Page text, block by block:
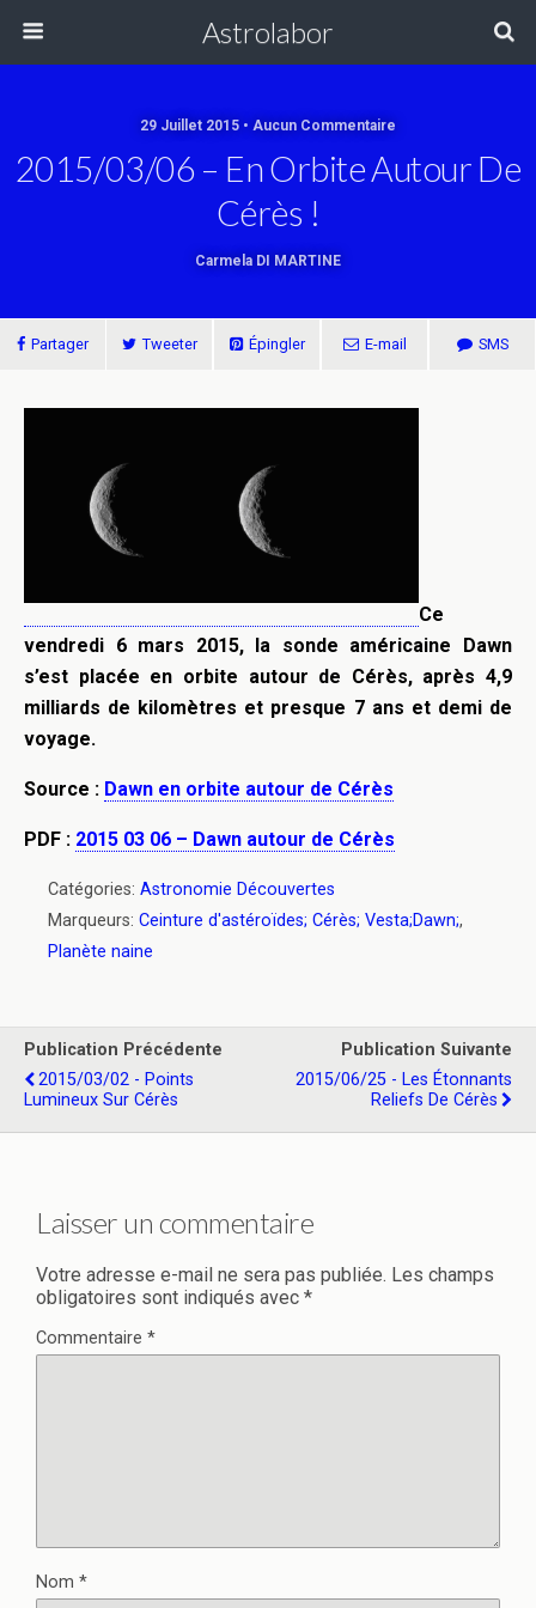
Astrolabor
29 Juillet 2015 • Aucun Commentaire
2015/03/06 – En Orbite Autour De
Cérès !
Carmela DI MARTINE
Partager Tweeter Épingler E-mail SMS
Ce
vendredi 6 mars 2015, la sonde américaine Dawn
s’est placée en orbite autour de Cérès, après 4,9
milliards de kilomètres et presque 7 ans et demi de
voyage.
Source : Dawn en orbite autour de Cérès
PDF : 2015 03 06 – Dawn autour de Cérès
Catégories: Astronomie Découvertes
Marqueurs: Ceinture d'astéroïdes; Cérès; Vesta;Dawn;,
Planète naine
Publication Précédente
2015/03/02 - Points
Lumineux Sur Cérès
Publication Suivante
2015/06/25 - Les Étonnants
Reliefs De Cérès
Laisser un commentaire
Votre adresse e-mail ne sera pas publiée. Les champs
obligatoires sont indiqués avec *
Commentaire *
Nom *